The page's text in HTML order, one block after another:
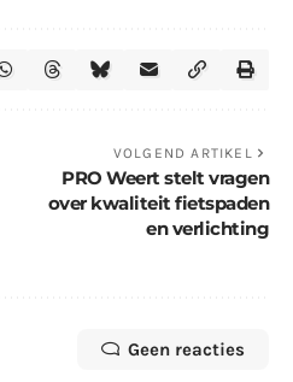
VOLGEND ARTIKEL
PRO Weert stelt vragen
over kwaliteit fietspaden
en verlichting
Geen reacties